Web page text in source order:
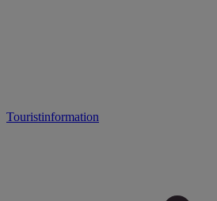
Touristinformation